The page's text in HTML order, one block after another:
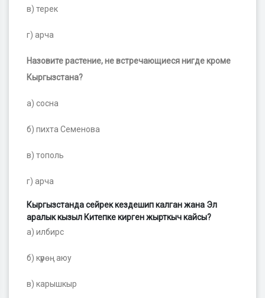
в) терек
г) арча
Назовите растение, не встречающиеся нигде кроме
Кыргызстана?
а) сосна
б) пихта Семенова
в) тополь
г) арча
Кыргызстанда сейрек кездешип калган жана Эл
аралык кызыл Китепке кирген жырткыч кайсы?
а) илбирс
б) күрөң аюу
в) карышкыр